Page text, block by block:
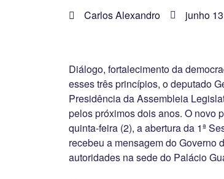
Carlos Alexandro junho
Diálogo, fortalecimento da
esses três princípios, o deputado
Presidência da Assembleia
pelos próximos dois anos. O novo
quinta-feira (2), a abertura da 1ª
recebeu a mensagem do Governo
autoridades na sede do Palácio